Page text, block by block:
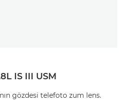
IS III USM
gözdesi telefoto zum lens.